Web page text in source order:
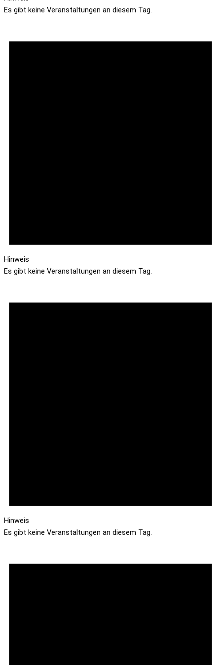
Es gibt keine Veranstaltungen an diesem Tag.
Hinweis
Es gibt keine Veranstaltungen an diesem Tag.
Hinweis
Es gibt keine Veranstaltungen an diesem Tag.